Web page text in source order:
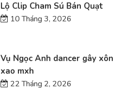
Lộ Clip Cham Sú Bán Quạt
10 Tháng 3, 2026
Vụ Ngọc Anh dancer gây xôn
xao mxh
22 Tháng 2, 2026